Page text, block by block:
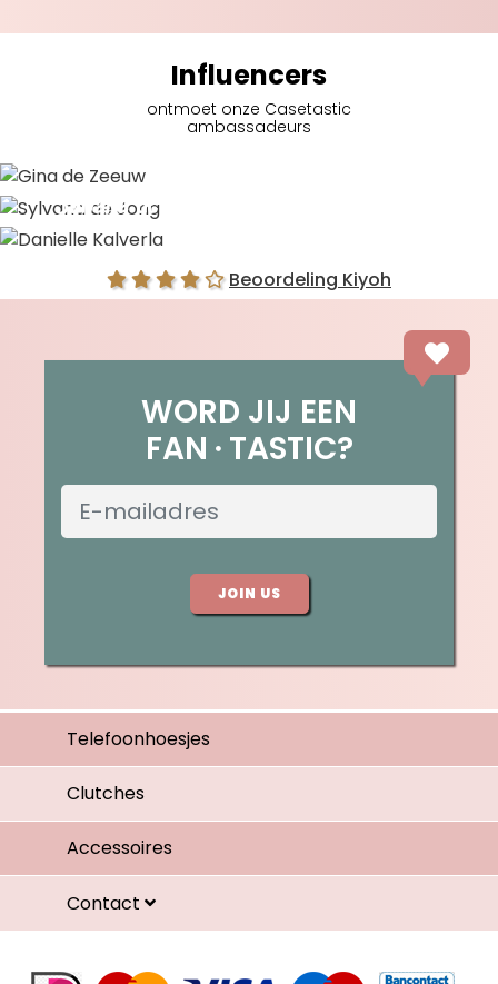
Influencers
ontmoet onze Casetastic
ambassadeurs
Sylvana de Jong
Beoordeling Kiyoh
WORD JIJ EEN
FAN TASTIC?
JOIN US
Telefoonhoesjes
Clutches
Accessoires
Contact